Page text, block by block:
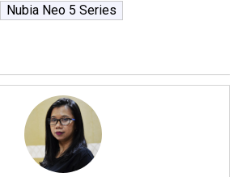
Nubia Neo 5 Series